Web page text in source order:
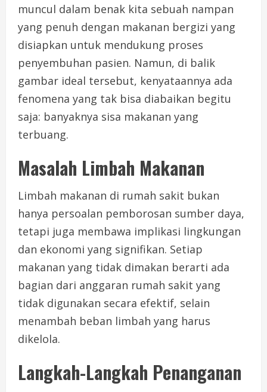
muncul dalam benak kita sebuah nampan
yang penuh dengan makanan bergizi yang
disiapkan untuk mendukung proses
penyembuhan pasien. Namun, di balik
gambar ideal tersebut, kenyataannya ada
fenomena yang tak bisa diabaikan begitu
saja: banyaknya sisa makanan yang
terbuang.
Masalah Limbah Makanan
Limbah makanan di rumah sakit bukan
hanya persoalan pemborosan sumber daya,
tetapi juga membawa implikasi lingkungan
dan ekonomi yang signifikan. Setiap
makanan yang tidak dimakan berarti ada
bagian dari anggaran rumah sakit yang
tidak digunakan secara efektif, selain
menambah beban limbah yang harus
dikelola.
Langkah-Langkah Penanganan